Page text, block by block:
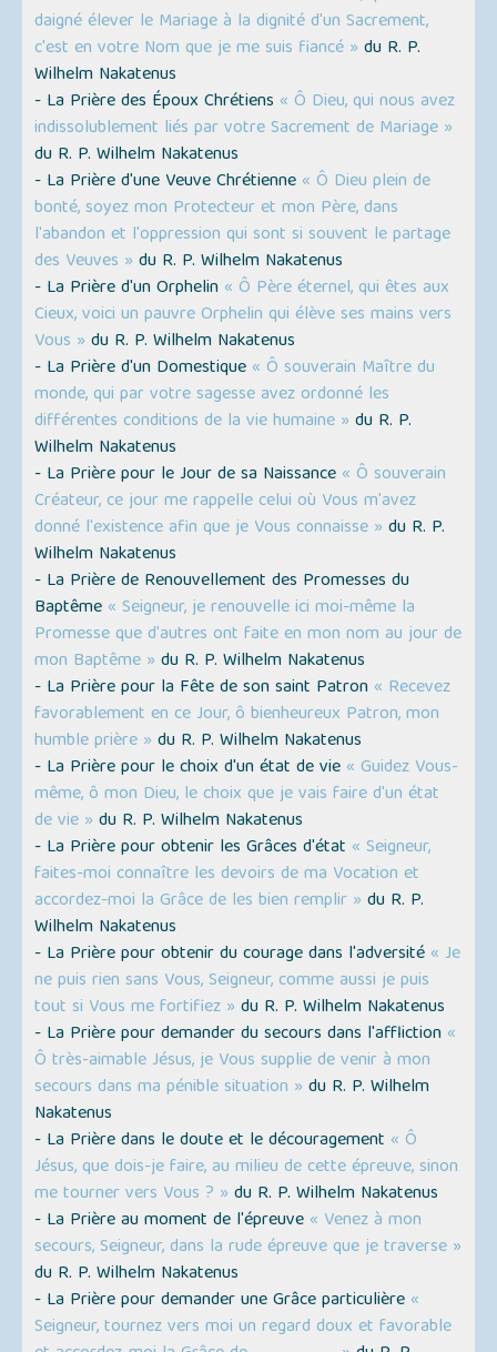
daigné élever le Mariage à la dignité d'un Sacrement,
c'est en votre Nom que je me suis fiancé » du R. P.
Wilhelm Nakatenus
- La Prière des Époux Chrétiens « Ô Dieu, qui nous avez
indissolublement liés par votre Sacrement de Mariage »
du R. P. Wilhelm Nakatenus
- La Prière d'une Veuve Chrétienne « Ô Dieu plein de
bonté, soyez mon Protecteur et mon Père, dans
l'abandon et l'oppression qui sont si souvent le partage
des Veuves » du R. P. Wilhelm Nakatenus
- La Prière d'un Orphelin « Ô Père éternel, qui êtes aux
Cieux, voici un pauvre Orphelin qui élève ses mains vers
Vous » du R. P. Wilhelm Nakatenus
- La Prière d'un Domestique « Ô souverain Maître du
monde, qui par votre sagesse avez ordonné les
différentes conditions de la vie humaine » du R. P.
Wilhelm Nakatenus
- La Prière pour le Jour de sa Naissance « Ô souverain
Créateur, ce jour me rappelle celui où Vous m'avez
donné l'existence afin que je Vous connaisse » du R. P.
Wilhelm Nakatenus
- La Prière de Renouvellement des Promesses du
Baptême « Seigneur, je renouvelle ici moi-même la
Promesse que d'autres ont faite en mon nom au jour de
mon Baptême » du R. P. Wilhelm Nakatenus
- La Prière pour la Fête de son saint Patron « Recevez
favorablement en ce Jour, ô bienheureux Patron, mon
humble prière » du R. P. Wilhelm Nakatenus
- La Prière pour le choix d'un état de vie « Guidez Vous-
même, ô mon Dieu, le choix que je vais faire d'un état
de vie » du R. P. Wilhelm Nakatenus
- La Prière pour obtenir les Grâces d'état « Seigneur,
faites-moi connaître les devoirs de ma Vocation et
accordez-moi la Grâce de les bien remplir » du R. P.
Wilhelm Nakatenus
- La Prière pour obtenir du courage dans l'adversité « Je
ne puis rien sans Vous, Seigneur, comme aussi je puis
tout si Vous me fortifiez » du R. P. Wilhelm Nakatenus
- La Prière pour demander du secours dans l'affliction «
Ô très-aimable Jésus, je Vous supplie de venir à mon
secours dans ma pénible situation » du R. P. Wilhelm
Nakatenus
- La Prière dans le doute et le découragement « Ô
Jésus, que dois-je faire, au milieu de cette épreuve, sinon
me tourner vers Vous ? » du R. P. Wilhelm Nakatenus
- La Prière au moment de l'épreuve « Venez à mon
secours, Seigneur, dans la rude épreuve que je traverse »
du R. P. Wilhelm Nakatenus
- La Prière pour demander une Grâce particulière «
Seigneur, tournez vers moi un regard doux et favorable